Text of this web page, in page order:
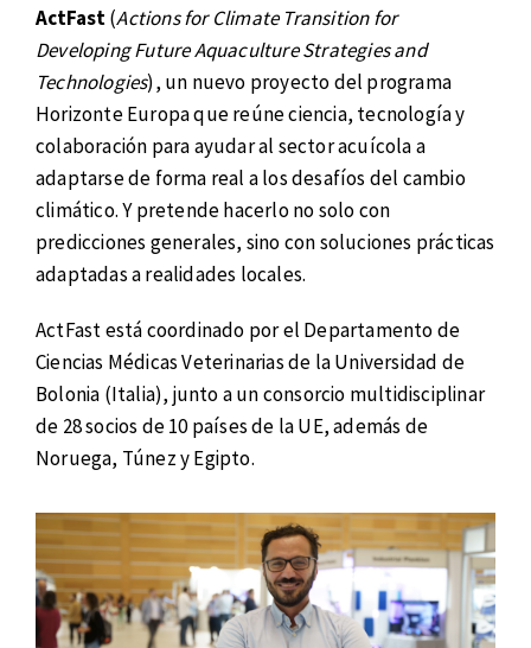
ActFast(Actions for Climate Transition for
Developing Future Aquaculture Strategies and
Technologies), un nuevo proyecto del programa
Horizonte Europa que reúne ciencia, tecnología y
colaboración para ayudar al sector acuícola a
adaptarse de forma real a los desafíos del cambio
climático. Y pretende hacerlo no solo con
predicciones generales, sino con soluciones prácticas
adaptadas a realidades locales.
ActFast está coordinado por el Departamento de
Ciencias Médicas Veterinarias de la Universidad de
Bolonia (Italia), junto a un consorcio multidisciplinar
de 28 socios de 10 países de la UE, además de
Noruega, Túnez y Egipto.